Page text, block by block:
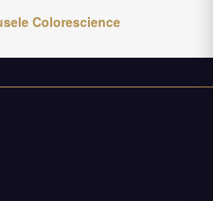
Colorescience